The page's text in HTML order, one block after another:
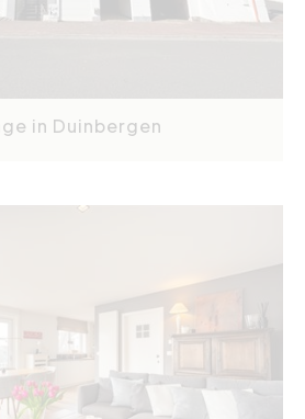
in Duinbergen